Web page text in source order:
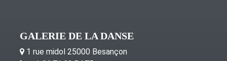
GALERIE DE LA DANSE
1 rue midol 25000 Besançon